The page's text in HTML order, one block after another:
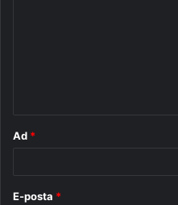
Ad *
E-posta *